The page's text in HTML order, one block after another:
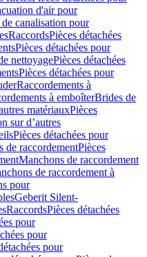
d'air pour
de canalisation pour
RaccordsPièces détachées
Pièces détachées pour
nettoyagePièces détachées
Pièces détachées pour
Raccordements à
à emboîterBrides de
matériauxPièces
sur d’autres
Pièces détachées pour
de raccordementPièces
Manchons de raccordement
de raccordement à
pour
Geberit Silent-
RaccordsPièces détachées
pour
pour
pour